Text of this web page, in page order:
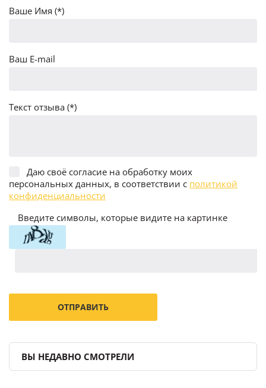
Ваше Имя (*)
Ваш E-mail
Текст отзыва (*)
Даю своё согласие на обработку моих
персональных данных, в соответствии с политикой
конфиденциальности
Введите символы, которые видите на картинке
ВЫ НЕДАВНО СМОТРЕЛИ